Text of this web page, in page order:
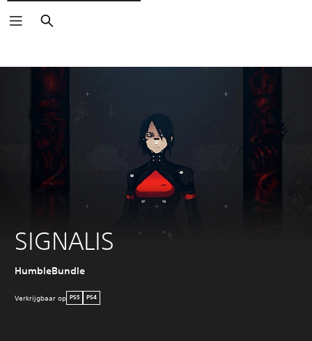
Zoeken
SIGNALIS
HumbleBundle
Verkrijgbaar op PS5 PS4